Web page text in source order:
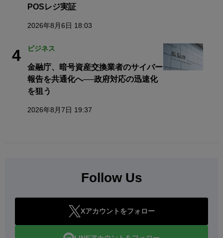
POSレジ実証
2026年8月6日 18:03
4 ビジネス
金融庁、暗号資産交換業者のサイバー
報告を共通化へ──政府対応の迅速化
を狙う
2026年8月7日 19:37
Follow Us
Xアカウントをフォロー